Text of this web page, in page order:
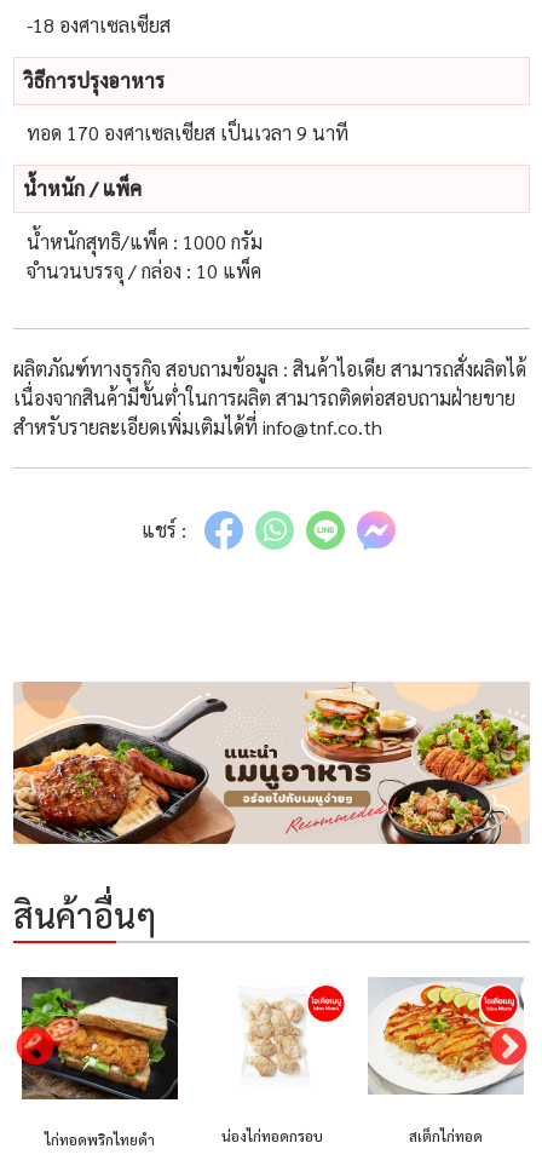
-18 องศาเซลเซียส
วิธีการปรุงอาหาร
ทอด 170 องศาเซลเซียส เป็นเวลา 9 นาที
น้ําหนัก / แพ็ค
น้ำหนักสุทธิ/แพ็ค : 1000 กรัม
จำนวนบรรจุ / กล่อง : 10 แพ็ค
ผลิตภัณฑ์ทางธุรกิจ สอบถามข้อมูล : สินค้าไอเดีย สามารถสั่งผลิตได้
เนื่องจากสินค้ามีขั้นต่ำในการผลิต สามารถติดต่อสอบถามฝ่ายขาย
สำหรับรายละเอียดเพิ่มเติมได้ที่ info@tnf.co.th
แชร์ :
สินค้าอื่นๆ
ไก่ทอดพริกไทยดำ น่องไก่ทอดกรอบ สเต็กไก่ทอด